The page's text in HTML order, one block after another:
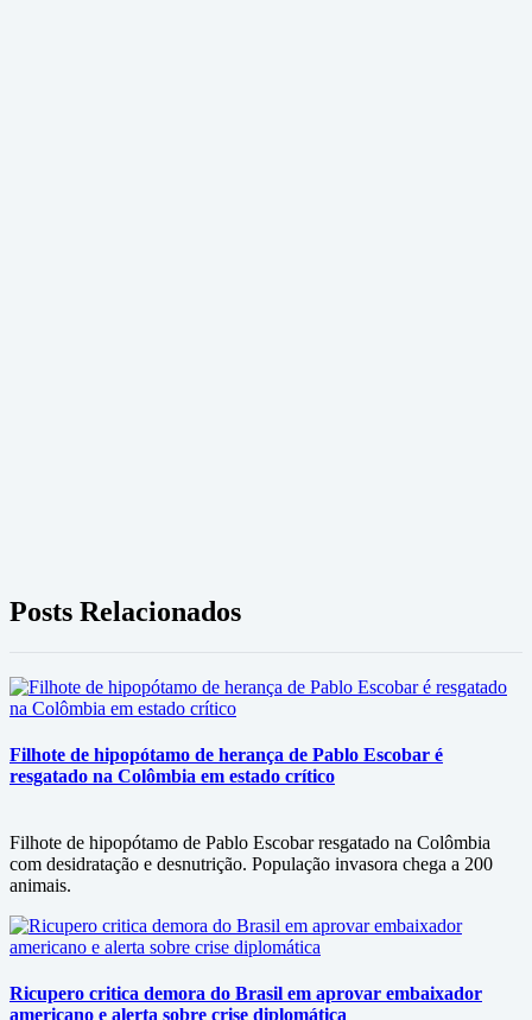
Posts Relacionados
Filhote de hipopótamo de herança de Pablo Escobar é
resgatado na Colômbia em estado crítico
Filhote de hipopótamo de Pablo Escobar resgatado na Colômbia
com desidratação e desnutrição. População invasora chega a 200
animais.
Ricupero critica demora do Brasil em aprovar embaixador
americano e alerta sobre crise diplomática